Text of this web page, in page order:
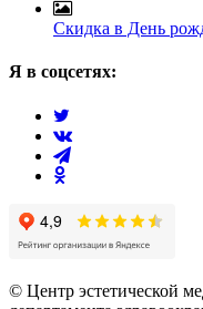
Скидка в День
Я в соцсетях:
© Центр эстетической